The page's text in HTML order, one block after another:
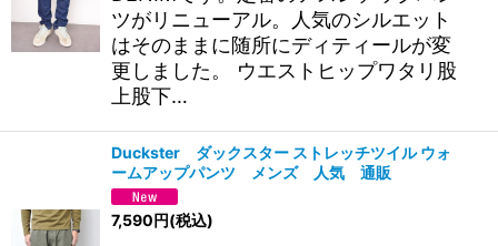
ツがリニューアル。人気のシルエット
はそのままに随所にディティールが変
更しました。 ウエストヒップワタリ股
上股下…
Duckster ダックスター ストレッチツイル ウォ
ームアップパンツ メンズ 人気 通販
7,590円(税込)